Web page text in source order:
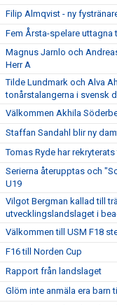
Filip Almqvist - ny
Fem Årsta-spelare uttagna
Magnus Jarnlo och
Herr A
Tilde Lundmark och Alva
tonårstalangerna i svensk
Välkommen Akhila
Staffan Sandahl blir ny
Tomas Ryde har
Serierna återupptas och
U19
Vilgot Bergman kallad till
utvecklingslandslaget i
Välkommen till USM F18
F16 till Norden Cup
Rapport från landslaget
Glöm inte anmäla era barn